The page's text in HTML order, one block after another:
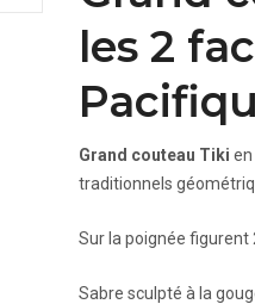
les 2
Grand couteau Tiki
traditionnels
Sur la poignée figurent
Sabre sculpté à la